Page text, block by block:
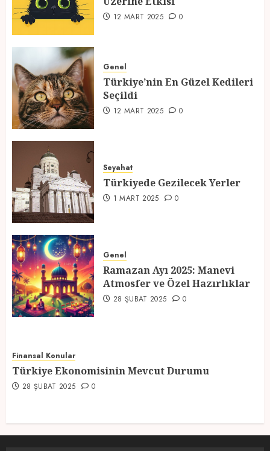
2
3
Seçildi
12 MART 2025 0
4
1 MART 2025
5
Atmosfer ve Özel Hazırlıklar
28 ŞUBAT 2025 0
12 MART 2025 0
Genel
Türkiye’nin En Güzel Kedileri
Seçildi
12 MART 2025 0
Seyahat
Türkiyede Gezilecek Yerler
1 MART 2025 0
Genel
Ramazan Ayı 2025: Manevi
Atmosfer ve Özel Hazırlıklar
28 ŞUBAT 2025 0
Finansal Konular
Türkiye Ekonomisinin Mevcut Durumu
28 ŞUBAT 2025 0